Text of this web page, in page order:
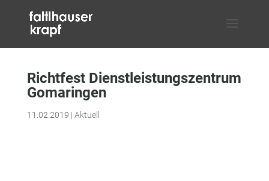
Richtfest Dienstleistungszentrum
Gomaringen
11.02.2019 | Aktuell